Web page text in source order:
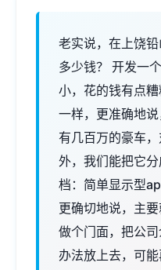
老实说，在上饶
多少钱？ 开发一
小，花的钱有点
一样，更准确地
有几百万的豪车
外，我们能把它
档：简单显示型
更确切地说，主
做个门面，把公
办法放上去，可